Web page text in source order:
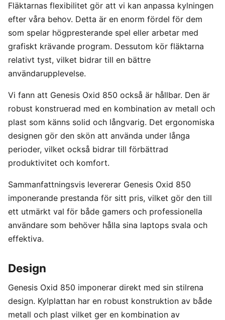
Fläktarnas flexibilitet gör att vi kan anpassa kylningen
efter våra behov. Detta är en enorm fördel för dem
som spelar högpresterande spel eller arbetar med
grafiskt krävande program. Dessutom kör fläktarna
relativt tyst, vilket bidrar till en bättre
användarupplevelse.
Vi fann att Genesis Oxid 850 också är hållbar. Den är
robust konstruerad med en kombination av metall och
plast som känns solid och långvarig. Det ergonomiska
designen gör den skön att använda under långa
perioder, vilket också bidrar till förbättrad
produktivitet och komfort.
Sammanfattningsvis levererar Genesis Oxid 850
imponerande prestanda för sitt pris, vilket gör den till
ett utmärkt val för både gamers och professionella
användare som behöver hålla sina laptops svala och
effektiva.
Design
Genesis Oxid 850 imponerar direkt med sin stilrena
design. Kylplattan har en robust konstruktion av både
metall och plast vilket ger en kombination av